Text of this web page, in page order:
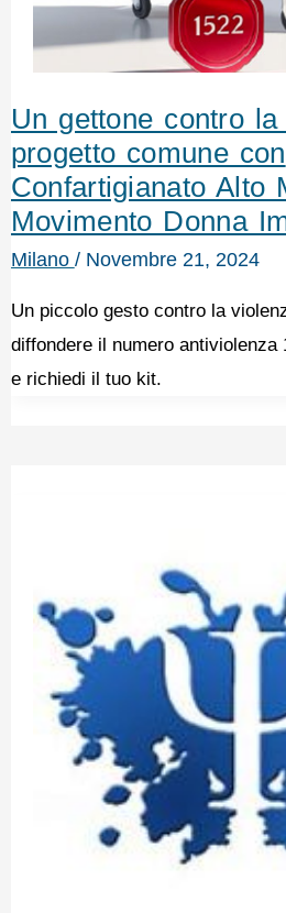
Un gettone contro
progetto comune con
Confartigianato Alto
Movimento Donna
Milano / Novembre 21, 2024
Un piccolo gesto contro la
diffondere il numero antiviolenza
e richiedi il tuo kit.